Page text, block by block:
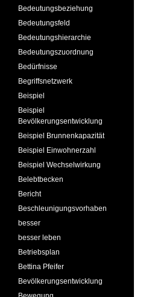
Bedeutungsbeziehung
Bedeutungsfeld
Bedeutungshierarchie
Bedeutungszuordnung
Bedürfnisse
Begriffsnetzwerk
Beispiel
Beispiel
Bevölkerungsentwicklung
Beispiel Brunnenkapazität
Beispiel Einwohnerzahl
Beispiel Wechselwirkung
Belebtbecken
Bericht
Beschleunigungsvorhaben
besser
besser leben
Betriebsplan
Bettina Pfeifer
Bevölkerungsentwicklung